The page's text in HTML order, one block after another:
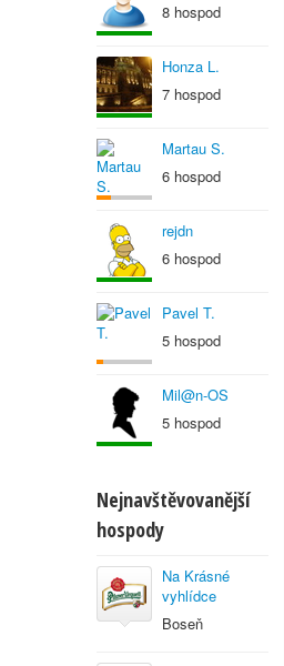
8 hospod
Honza L.
7 hospod
Martau S.
6 hospod
rejdn
6 hospod
Pavel T.
5 hospod
Mil@n-OS
5 hospod
Nejnavštěvovanější
hospody
Na Krásné
vyhlídce
Boseň